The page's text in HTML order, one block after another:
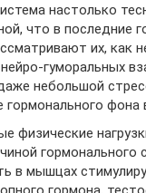
настолько
что в последние
их, как
гуморальных
небольшой
гормонального фона
физические
гормонального
в мышцах